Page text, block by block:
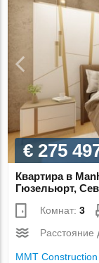
€ 275
Квартира в
Гюзельюрт,
Комнат:3
Расстояние
MMT